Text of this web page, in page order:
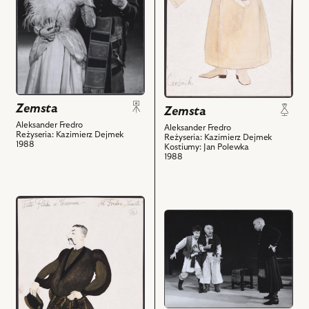
powiązanych
nim
obiektów
Zemsta
Aleksander Fredro
Reżyseria: Kazimierz Dejmek
Kostiumy: Jan Polewka
1988
Janusz
Zakrzeński
-
Cześnik,
Krystyna
Królówna
-
i
powiązanych
Zemsta
Aleksander Fredro
Reżyseria: Kazimierz Dejmek
1988
przejdź
Zemsta,
Projekt:
kostium
-
przejdź
obiektu
Zemsta,
Na
zdjęciu: